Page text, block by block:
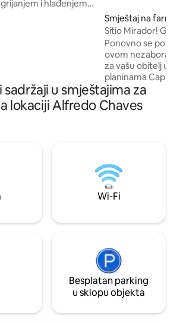
i hlađenjem.
u zatvorenom s
vodom. 🚿
vodom u cijeloj
🚫 Ne nudimo
Smještaj na farmi
ano
Sítio
Ponovno se
ovom
za vašu obitelj
planinama
nudi mjesto
se opustiti u
ioniziranom i
peći na drva kako
uživati u
sadržaji u smještajima za
lokaciji Alfredo Chaves
Wi-Fi
Besplatan parking
u sklopu objekta